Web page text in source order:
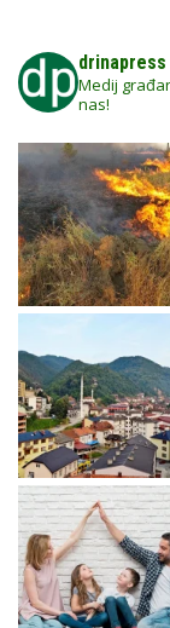
drinapress
Medij
nas!